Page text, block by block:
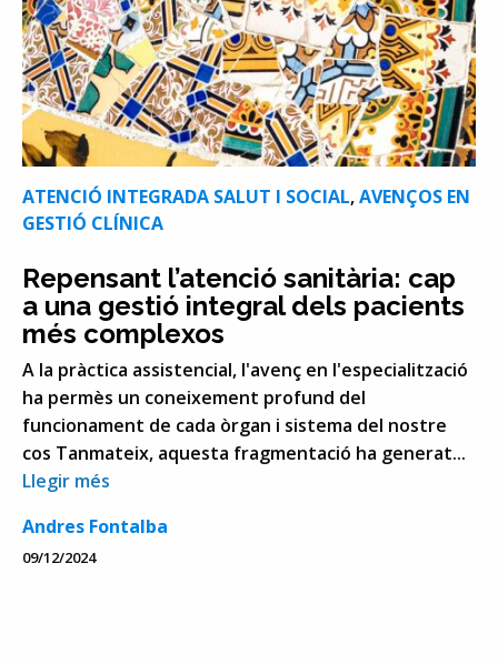
ATENCIÓ INTEGRADA SALUT I SOCIAL,AVENÇOS EN
GESTIÓ CLÍNICA
Repensant l’atenció sanitària: cap
a una gestió integral dels pacients
més complexos
A la pràctica assistencial, l'avenç en l'especialització
ha permès un coneixement profund del
funcionament de cada òrgan i sistema del nostre
cos Tanmateix, aquesta fragmentació ha generat...
Llegir més
Andres Fontalba
09/12/2024